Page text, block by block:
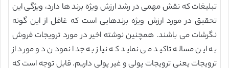
تبلیغات که نقش مهمی در رشد ارزش ویژه برند ها دارد، ویژگی این
تحقیق در مورد ارزش ویژه برندهایی است که غافل از این گونه
نگرشات می باشند. همچنین نوشته اخیر در مورد ترویجات فروش
به این مساله تاکید می نماید که نیاز به جدا نمودن دو مورد از
ترویجات یعنی ترویجات پولی و غیر پولی داریم. قابل توجه است که